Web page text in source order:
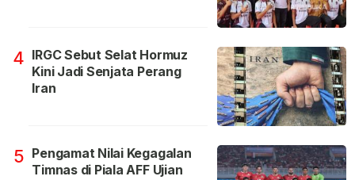
4 IRGC Sebut Selat Hormuz
Kini Jadi Senjata Perang
Iran
5 Pengamat Nilai Kegagalan
Timnas di Piala AFF Ujian